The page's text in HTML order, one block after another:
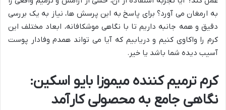
به ارمغان می آورد؟ برای پاسخ به این پرسش ها، نیاز به یک بررسی
دقیق و همه جانبه داریم تا با نگاهی موشکافانه، ابعاد مختلف این
کرم را واکاوی کنیم و دریابیم که آیا می تواند همدم وفادار پوست
آسیب دیده شما باشد یا خیر.
کرم ترمیم کننده میموزا بایو اسکین:
نگاهی جامع به محصولی کارآمد